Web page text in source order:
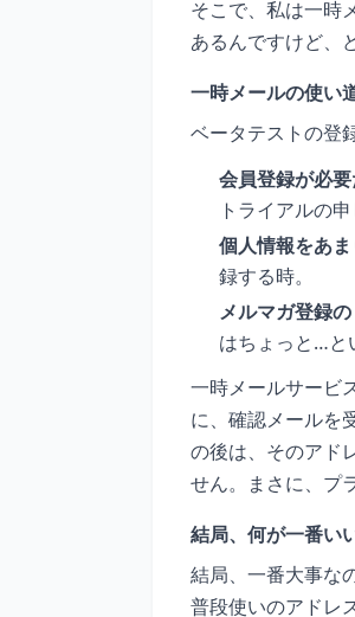
そこで、私は一時
あるんですけど、
一時メールの使い
ベータテストの登
会員登録が必
トライアルの申
個人情報をあ
録する時。
メルマガ登録の
はちょっと…と
一時メールサービ
に、確認メールを
の後は、そのアド
せん。まさに、プ
結局、何が一番い
結局、一番大事な
普段使いのアドレ